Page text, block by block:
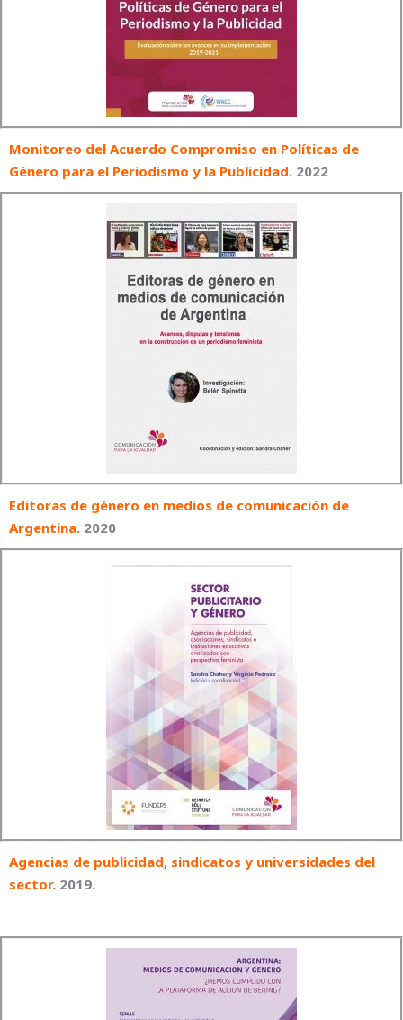
Monitoreo del Acuerdo Compromiso en Políticas de
Género para el Periodismo y la Publicidad. 2022
Editoras de género en medios de comunicación de
Argentina. 2020
Agencias de publicidad, sindicatos y universidades del
sector. 2019.